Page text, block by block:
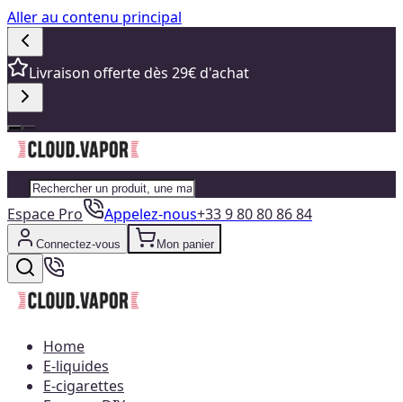
Aller au contenu principal
Livraison offerte dès 29€ d'achat
Espace Pro Appelez-nous+33 9 80 80 86 84
Connectez-vous Mon panier
Home
E-liquides
E-cigarettes